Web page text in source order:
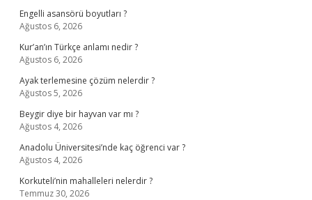
Engelli asansörü boyutları ?
Ağustos 6, 2026
Kur’an’ın Türkçe anlamı nedir ?
Ağustos 6, 2026
Ayak terlemesine çözüm nelerdir ?
Ağustos 5, 2026
Beygir diye bir hayvan var mı ?
Ağustos 4, 2026
Anadolu Üniversitesi’nde kaç öğrenci var ?
Ağustos 4, 2026
Korkuteli’nin mahalleleri nelerdir ?
Temmuz 30, 2026